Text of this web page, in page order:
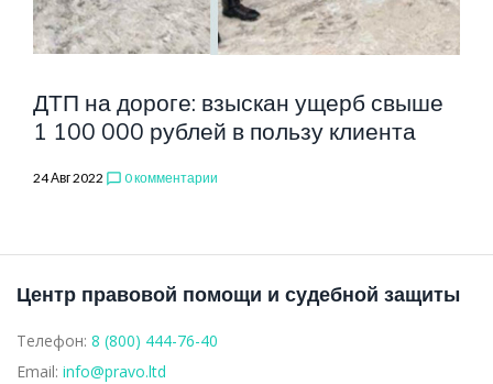
ДТП на дороге: взыскан ущерб свыше
1 100 000 рублей в пользу клиента
24 Авг 2022 chat_bubble_outline 0 комментарии
Центр правовой помощи и судебной защиты
Телефон: 8 (800) 444-76-40
Email: info@pravo.ltd